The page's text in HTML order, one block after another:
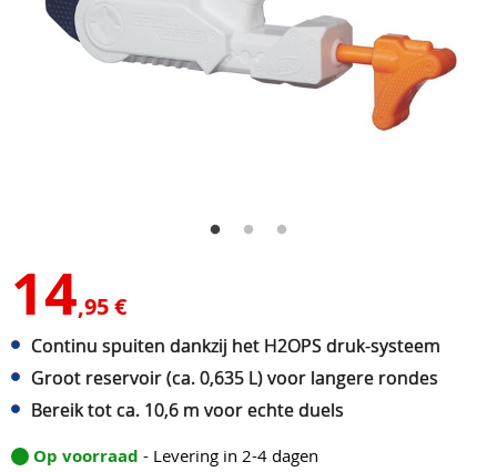
14,95 €
Continu spuiten dankzij het H2OPS druk-systeem
Groot reservoir (ca. 0,635 L) voor langere rondes
Bereik tot ca. 10,6 m voor echte duels
Op voorraad - Levering in 2-4 dagen